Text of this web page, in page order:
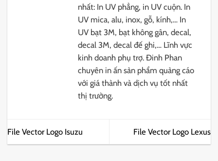
nhất: In UV phẳng, in UV cuộn. In
UV mica, alu, inox, gỗ, kính,… In
UV bạt 3M, bạt không gân, decal,
decal 3M, decal đế ghi,… Lĩnh vực
kinh doanh phụ trợ. Đinh Phan
chuyên in ấn sản phẩm quảng cáo
với giá thành và dịch vụ tốt nhất
thị trường.
File Vector Logo Isuzu File Vector Logo Lexus